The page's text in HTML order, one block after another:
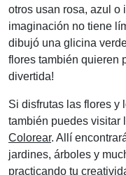
otros usan rosa, azul o
imaginación no tiene
dibujó una glicina
flores también quieren
divertida!
Si disfrutas las flores y
también puedes visitar
Colorear. Allí
jardines, árboles y
practicando tu